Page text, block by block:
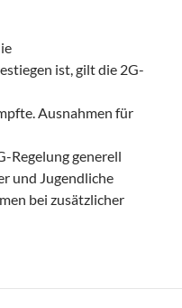
ist, gilt die 2G-
Ausnahmen für
Regelung generell
und Jugendliche
bei zusätzlicher